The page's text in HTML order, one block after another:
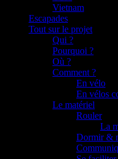
Vietnam
Escapades
Tout sur le projet
Qui ?
Pourquoi ?
Où ?
Comment ?
En vélo
En vélos
Le matériel
Rouler
La
Dormir &